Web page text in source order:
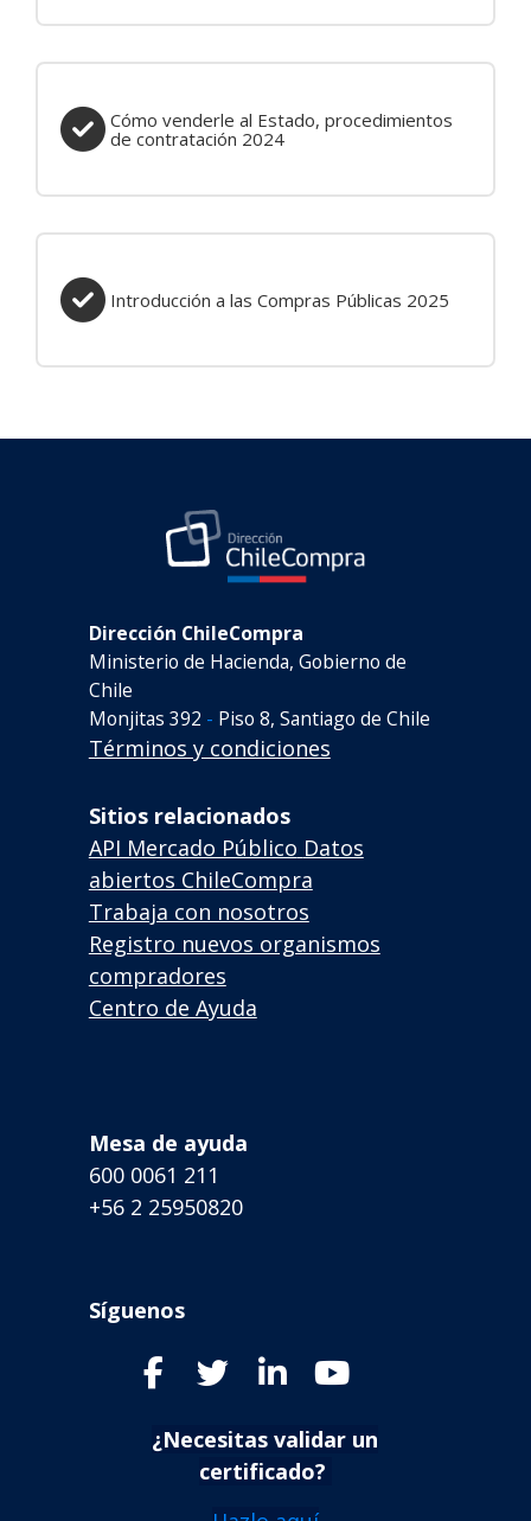
Cómo venderle al Estado, procedimientos
de contratación 2024
Introducción a las Compras Públicas 2025
Dirección ChileCompra
Ministerio de Hacienda, Gobierno de
Chile
Monjitas 392 - Piso 8, Santiago de Chile
Términos y condiciones
Sitios relacionados
API Mercado Público Datos
abiertos ChileCompra
Trabaja con nosotros
Registro nuevos organismos
compradores
Centro de Ayuda
Mesa de ayuda
600 0061 211
+56 2 25950820
Síguenos
¿Necesitas validar un
certificado?